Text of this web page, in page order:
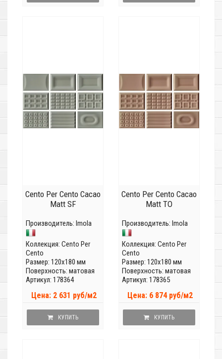
Cento Per Cento Cacao
Matt SF
Производитель: Imola
Коллекция: Cento Per
Cento
Размер: 120x180 мм
Поверхность: матовая
Артикул: 178364
Цена: 2 631 руб/м2
КУПИТЬ
Cento Per Cento Cacao
Matt TO
Производитель: Imola
Коллекция: Cento Per
Cento
Размер: 120x180 мм
Поверхность: матовая
Артикул: 178365
Цена: 6 874 руб/м2
КУПИТЬ